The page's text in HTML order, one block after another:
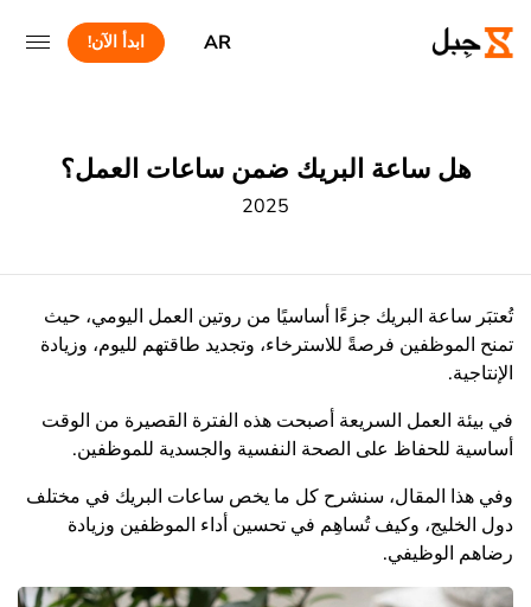
AR ابدأ الآن!
هل ساعة البريك ضمن ساعات العمل؟
2025
تُعتبَر ساعة البريك جزءًا أساسيًا من روتين العمل اليومي، حيث
تمنح الموظفين فرصةً للاسترخاء، وتجديد طاقتهم لليوم، وزيادة
الإنتاجية.
في بيئة العمل السريعة أصبحت هذه الفترة القصيرة من الوقت
أساسية للحفاظ على الصحة النفسية والجسدية للموظفين.
وفي هذا المقال، سنشرح كل ما يخص ساعات البريك في مختلف
دول الخليج، وكيف تُساهِم في تحسين أداء الموظفين وزيادة
رضاهم الوظيفي.